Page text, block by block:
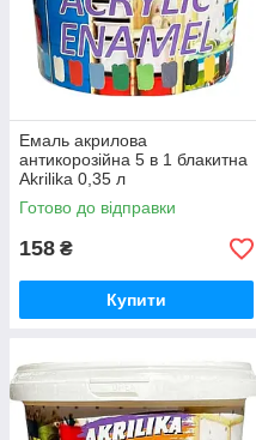
Емаль акрилова
антикорозійна 5 в 1 блакитна
Akrilika 0,35 л
Готово до відправки
158 ₴
Купити